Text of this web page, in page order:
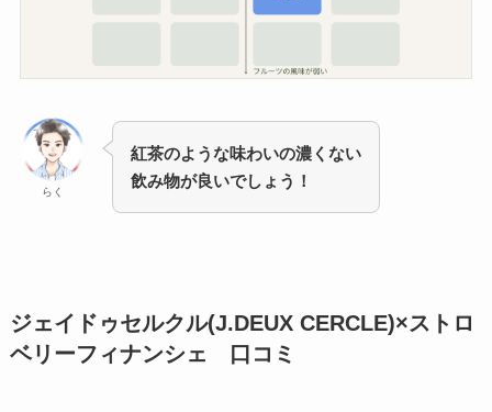
らく
紅茶のような味わいの濃くない
飲み物が良いでしょう！
ジェイドゥセルクル(J.DEUX CERCLE)×ストロ
ベリーフィナンシェ 口コミ